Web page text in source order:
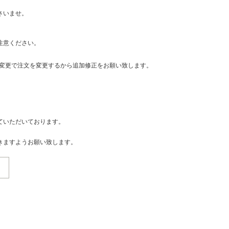
ませ。
ください。
で注文を変更するから追加修正をお願い致します。
ただいております。
すようお願い致します。